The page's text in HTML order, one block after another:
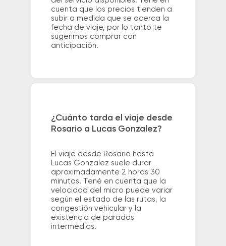
cuenta que los precios tienden a
subir a medida que se acerca la
fecha de viaje, por lo tanto te
sugerimos comprar con
anticipación.
¿Cuánto tarda el viaje desde
Rosario a Lucas Gonzalez?
El viaje desde Rosario hasta
Lucas Gonzalez suele durar
aproximadamente 2 horas 30
minutos. Tené en cuenta que la
velocidad del micro puede variar
según el estado de las rutas, la
congestión vehicular y la
existencia de paradas
intermedias.